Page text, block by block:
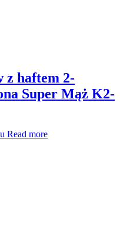
z haftem 2-
Super Mąż K2-
Read more